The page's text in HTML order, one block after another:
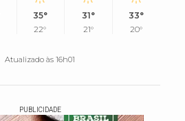
35°
22°
31°
21°
33°
20°
Atualizado às 16h01
PUBLICIDADE